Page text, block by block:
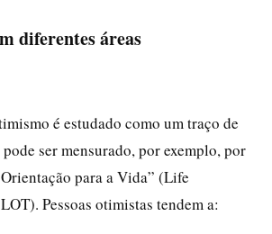
diferentes áreas
é estudado como um traço de
ser mensurado, por exemplo, por
para a Vida” (Life
Pessoas otimistas tendem a: